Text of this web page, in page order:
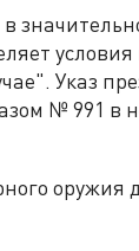
Указ
№ 991 в
оружия